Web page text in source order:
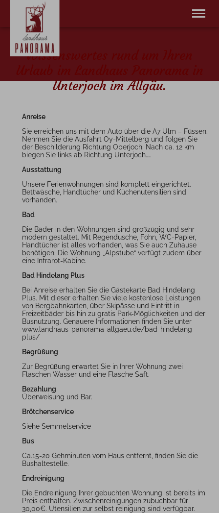
Willkommen
Wohnungen
Wissenswertes rund um Ihren
Unterjoch im Allgäu.
Anreise
Sie erreichen uns mit dem Auto über die A7 Ulm – Füssen.
Nehmen Sie die Ausfahrt Oy-Mittelberg und folgen Sie
der Beschilderung Richtung Oberjoch. Nach ca. 12 km
biegen Sie links ab Richtung Unterjoch…..
Ausstattung
Unsere Ferienwohnungen sind komplett eingerichtet.
Bettwäsche, Handtücher und Küchenutensilien sind
vorhanden.
Bad
Die Bäder in den Wohnungen sind großzügig und sehr
modern gestaltet. Mit Regendusche, Föhn, WC-Papier,
Handtücher ist alles vorhanden, was Sie auch Zuhause
benötigen. Die Wohnung „Alpstube“ verfügt zudem über
eine Infrarot-Kabine.
Bad Hindelang Plus
Bei Anreise erhalten Sie die Gästekarte Bad Hindelang
Plus. Mit dieser erhalten Sie viele kostenlose Leistungen
von Bergbahnkarten, über Skipässe und Eintritt in
Freizeitbäder bis hin zu gratis Park-Möglichkeiten und der
Busnutzung. Genauere Informationen finden Sie unter
www.landhaus-panorama-allgaeu.de/bad-hindelang-
plus/
Begrüßung
Zur Begrüßung erwartet Sie in Ihrer Wohnung zwei
Flaschen Wasser und eine Flasche Saft.
Bezahlung
Überweisung und Bar.
Brötchenservice
Siehe Semmelservice
Bus
Ca.15-20 Gehminuten vom Haus entfernt, finden Sie die
Bushaltestelle.
Endreinigung
Die Endreinigung Ihrer gebuchten Wohnung ist bereits im
Preis enthalten. Zwischenreinigungen zubuchbar für
30,00€. Utensilien zur selbst reinigung sind verfügbar.